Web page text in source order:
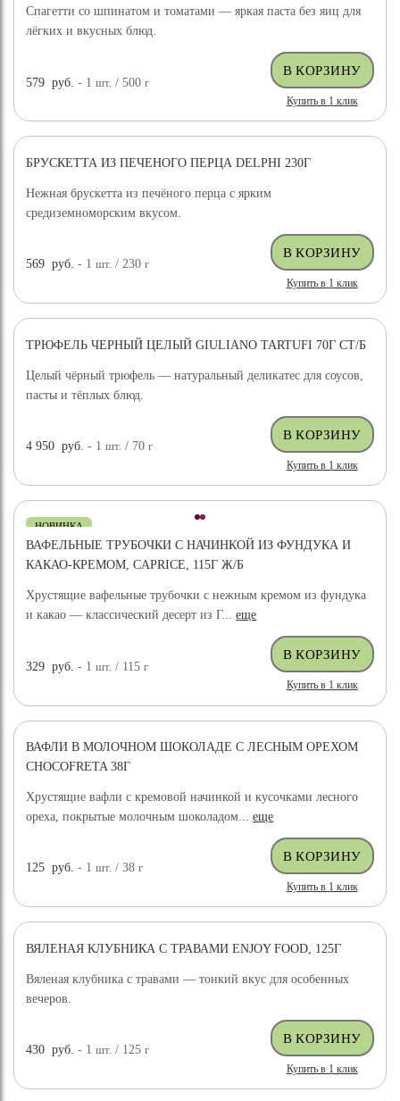
Спагетти со шпинатом и томатами — яркая паста без яиц для
лёгких и вкусных блюд.
579 руб. - 1шт. / 500г
Купить в 1 клик
БРУСКЕТТА ИЗ ПЕЧЕНОГО ПЕРЦА DELPHI 230Г
Нежная брускетта из печёного перца с ярким
средиземноморским вкусом.
569 руб. - 1шт. / 230г
Купить в 1 клик
ДОСТАВКА БЕСПЛАТНО
ТРЮФЕЛЬ ЧЕРНЫЙ ЦЕЛЫЙ GIULIANO TARTUFI 70Г СТ/Б
Целый чёрный трюфель — натуральный деликатес для соусов,
пасты и тёплых блюд.
4 950 руб. - 1шт. / 70г
Купить в 1 клик
НОВИНКА
ВАФЕЛЬНЫЕ ТРУБОЧКИ С НАЧИНКОЙ ИЗ ФУНДУКА И
КАКАО-КРЕМОМ, CAPRICE, 115Г Ж/Б
Хрустящие вафельные трубочки с нежным кремом из фундука
и какао — классический десерт из Г...еще
329 руб. - 1шт. / 115г
Купить в 1 клик
ВАФЛИ В МОЛОЧНОМ ШОКОЛАДЕ С ЛЕСНЫМ ОРЕХОМ
CHOCOFRETA 38Г
Хрустящие вафли с кремовой начинкой и кусочками лесного
ореха, покрытые молочным шоколадом...еще
125 руб. - 1шт. / 38г
Купить в 1 клик
ВЯЛЕНАЯ КЛУБНИКА С ТРАВАМИ ENJOY FOOD, 125Г
Вяленая клубника с травами — тонкий вкус для особенных
вечеров.
430 руб. - 1шт. / 125г
Купить в 1 клик